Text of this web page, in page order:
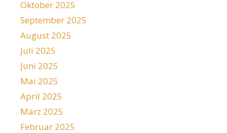
Oktober 2025
September 2025
August 2025
Juli 2025
Juni 2025
Mai 2025
April 2025
März 2025
Februar 2025